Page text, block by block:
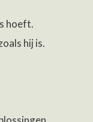
hoeft.
hij is.